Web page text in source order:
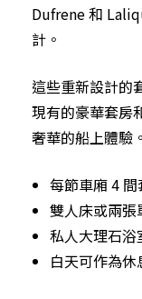
Dufrene 和
計。
這些重新設計的
現有的豪華套房
奢華的船上體驗。
每節車廂 4 間
雙人床或兩張
私人大理石浴
白天可作為